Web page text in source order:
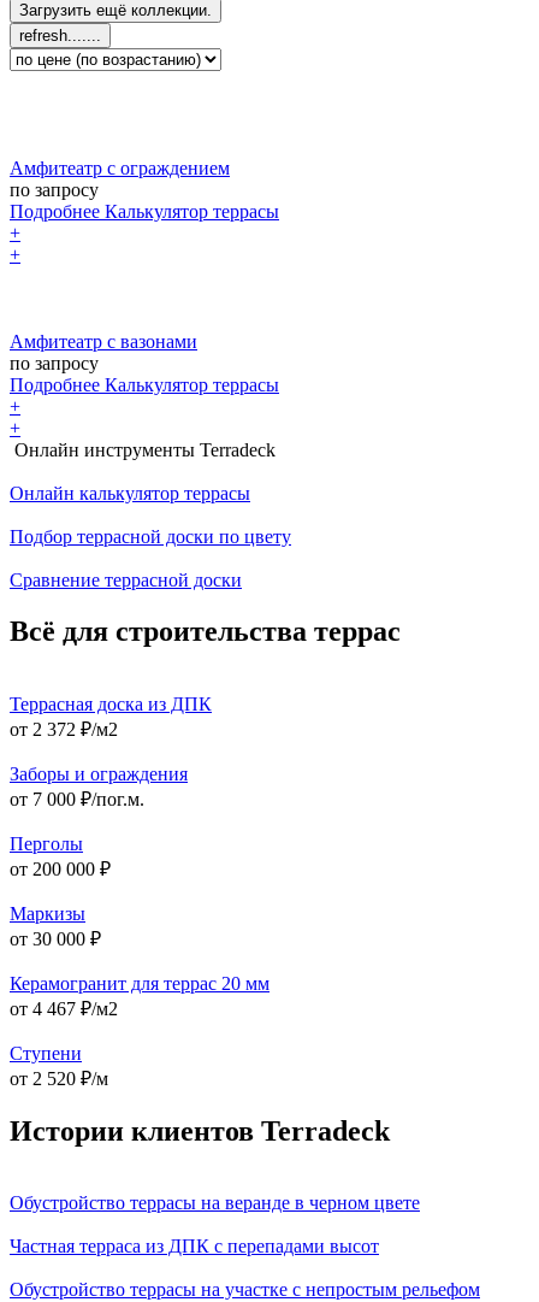
Амфитеатр с ограждением
по запросу
Подробнее Калькулятор террасы
+
+
Амфитеатр с вазонами
по запросу
Подробнее Калькулятор террасы
+
+
Онлайн инструменты Terradeck
Онлайн калькулятор террасы
Подбор террасной доски по цвету
Сравнение террасной доски
Всё для строительства террас
Террасная доска из ДПК
от 2 372 ₽/м2
Заборы и ограждения
от 7 000 ₽/пог.м.
Перголы
от 200 000 ₽
Маркизы
от 30 000 ₽
Керамогранит для террас 20 мм
от 4 467 ₽/м2
Ступени
от 2 520 ₽/м
Истории клиентов Terradeck
Обустройство террасы на веранде в черном цвете
Частная терраса из ДПК с перепадами высот
Обустройство террасы на участке с непростым рельефом